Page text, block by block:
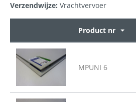
Verzendwijze: Vrachtvervoer
Product nr
MPUNI 6